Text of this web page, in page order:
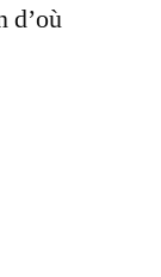
d’où